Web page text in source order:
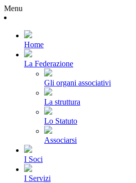
Menu
Home
La Federazione
Gli organi associativi
La struttura
Lo Statuto
Associarsi
I Soci
I Servizi